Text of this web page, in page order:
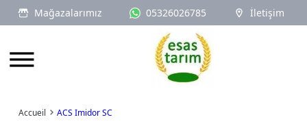
Mağazalarımız 05326026785 İletişim
Logo
Accueil ACS Imidor SC